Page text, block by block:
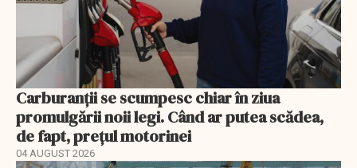
Carburanții se scumpesc chiar în ziua
promulgării noii legi. Când ar putea scădea,
de fapt, prețul motorinei
04 AUGUST 2026